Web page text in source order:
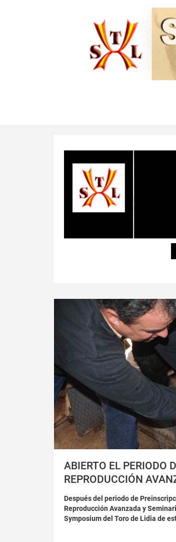
ABIERTO EL PERIODO
REPRODUCCIÓN
Después del periodo de
Reproducción Avanzada y
Symposium del Toro de Lidia de